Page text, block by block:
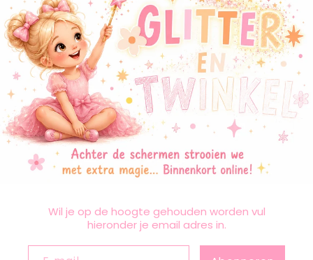
Wil je op de hoogte gehouden worden vul
hieronder je email adres in.